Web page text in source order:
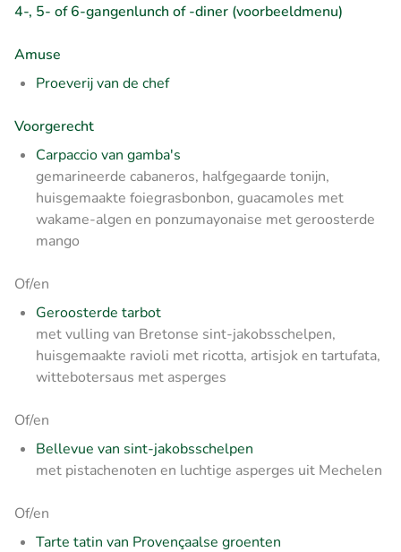
4-, 5- of 6-gangenlunch of -diner (voorbeeldmenu)
Amuse
Proeverij van de chef
Voorgerecht
Carpaccio van gamba's
gemarineerde cabaneros, halfgegaarde tonijn,
huisgemaakte foiegrasbonbon, guacamoles met
wakame-algen en ponzumayonaise met geroosterde
mango
Of/en
Geroosterde tarbot
met vulling van Bretonse sint-jakobsschelpen,
huisgemaakte ravioli met ricotta, artisjok en tartufata,
wittebotersaus met asperges
Of/en
Bellevue van sint-jakobsschelpen
met pistachenoten en luchtige asperges uit Mechelen
Of/en
Tarte tatin van Provençaalse groenten